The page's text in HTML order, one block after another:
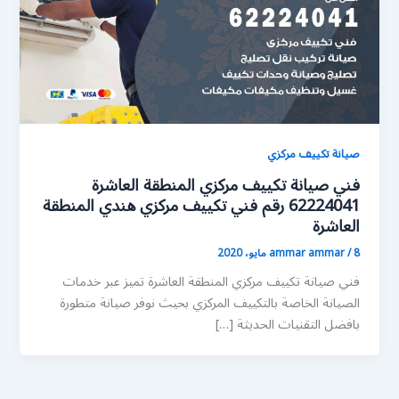
صيانة تكييف مركزي
فني صيانة تكييف مركزي المنطقة العاشرة
62224041 رقم فني تكييف مركزي هندي المنطقة
العاشرة
ammar ammar/8 مايو، 2020
فني صيانة تكييف مركزي المنطقة العاشرة تميز عبر خدمات
الصيانة الخاصة بالتكييف المركزي بحيث نوفر صيانة متطورة
بافضل التقنيات الحديثة […]